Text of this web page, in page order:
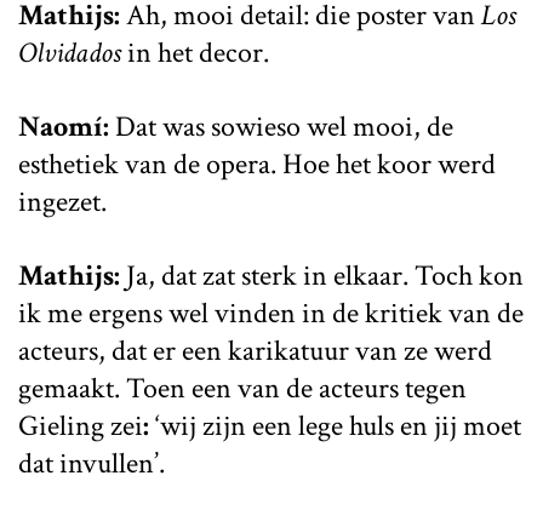
Mathijs:Ah, mooi detail: die poster vanLos
Olvidadosin het decor.
Naomí: Dat was sowieso wel mooi, de
esthetiek van de opera. Hoe het koor werd
ingezet.
Mathijs: Ja, dat zat sterk in elkaar. Toch kon
ik me ergens wel vinden in de kritiek van de
acteurs, dat er een karikatuur van ze werd
gemaakt. Toen een van de acteurs tegen
Gieling zei:‘wij zijn een lege huls en jij moet
dat invullen’.